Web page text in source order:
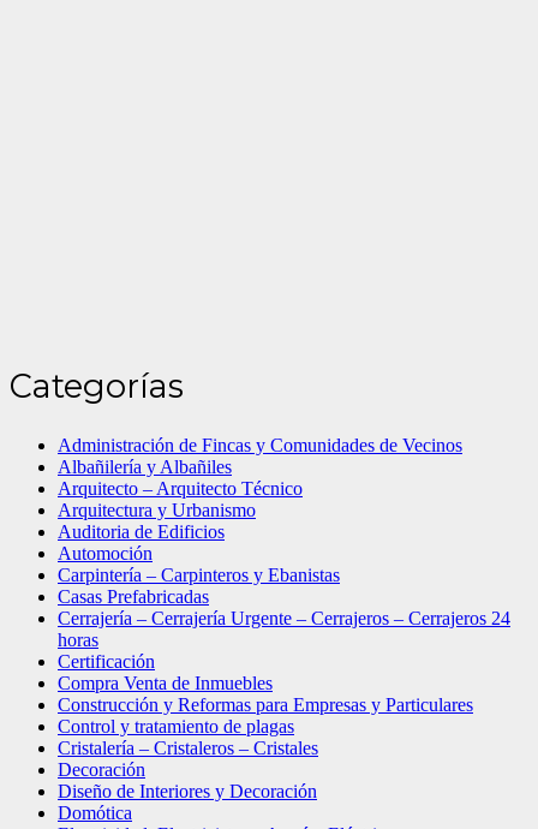
Categorías
Administración de Fincas y Comunidades de Vecinos
Albañilería y Albañiles
Arquitecto – Arquitecto Técnico
Arquitectura y Urbanismo
Auditoria de Edificios
Automoción
Carpintería – Carpinteros y Ebanistas
Casas Prefabricadas
Cerrajería – Cerrajería Urgente – Cerrajeros – Cerrajeros 24
horas
Certificación
Compra Venta de Inmuebles
Construcción y Reformas para Empresas y Particulares
Control y tratamiento de plagas
Cristalería – Cristaleros – Cristales
Decoración
Diseño de Interiores y Decoración
Domótica